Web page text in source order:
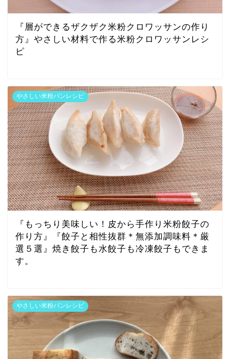
『層ができるザクザク米粉クロワッサンの作り
方』やさしい材料で作る米粉クロワッサンレシ
ピ
やさしい米粉パンレシピ
『もっちり美味しい！皮から手作り米粉餃子の
作り方』『餃子と相性抜群＊無添加調味料＊厳
選５選』焼き餃子も水餃子も冷凍餃子もできま
す。
やさしい米粉パンレシピ